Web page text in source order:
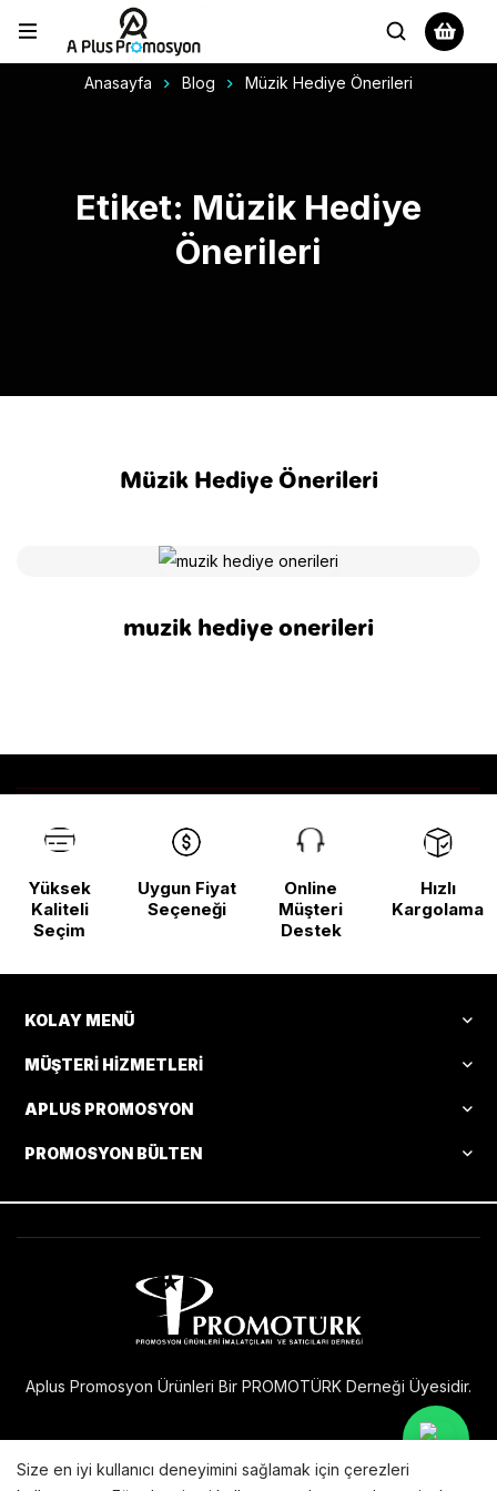
Anasayfa Blog Müzik Hediye Önerileri
Etiket: Müzik Hediye
Önerileri
Müzik Hediye Önerileri
muzik hediye onerileri
Yüksek
Kaliteli
Seçim
Uygun Fiyat
Seçeneği
Online
Müşteri
Destek
Hızlı
Kargolama
KOLAY MENÜ
MÜŞTERI HIZMETLERI
APLUS PROMOSYON
PROMOSYON BÜLTEN
Aplus Promosyon Ürünleri Bir PROMOTÜRK Derneği Üyesidir.
Size en iyi kullanıcı deneyimini sağlamak için çerezleri